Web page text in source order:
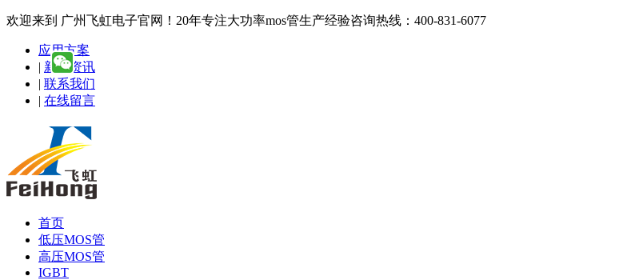
欢迎来到 广州飞虹电子官网！20年专注大功率mos管生产经验咨询热线：400-831-6077
应用方案
| 新闻资讯
| 联系我们
| 在线留言
首页
低压MOS管
高压MOS管
IGBT